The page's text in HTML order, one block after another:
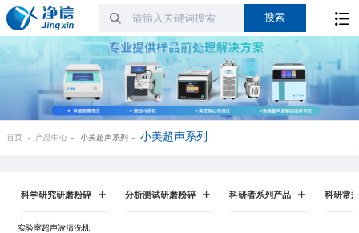
首页 产品中心 小美超声系列 小美超声系列
科学研究研磨粉碎 分析测试研磨粉碎 科研者系列产品 科研常
实验室超声波清洗机